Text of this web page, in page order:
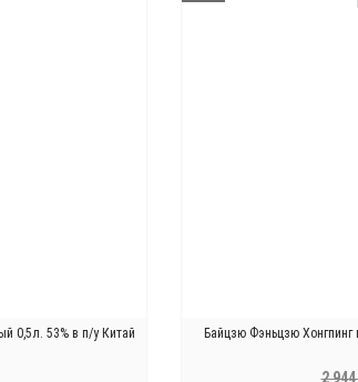
0,5л. 53% в п/у Китай Байцзю Фэньцзю
2